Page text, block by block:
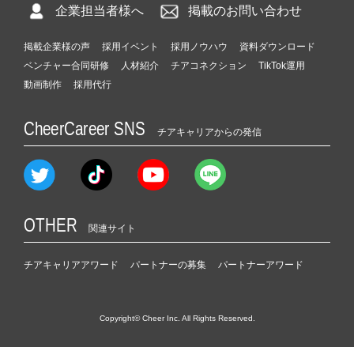
企業担当者様へ 掲載のお問い合わせ
掲載企業様の声 採用イベント 採用ノウハウ
資料ダウンロード
ベンチャー合同研修
人材紹介 チアコネクション
TikTok運用
動画制作
採用代行
CheerCareer SNS チアキャリアからの発信
OTHER 関連サイト
チアキャリアアワード パートナーの募集 パートナーアワード
Copyright© Cheer Inc. All Rights Reserved.